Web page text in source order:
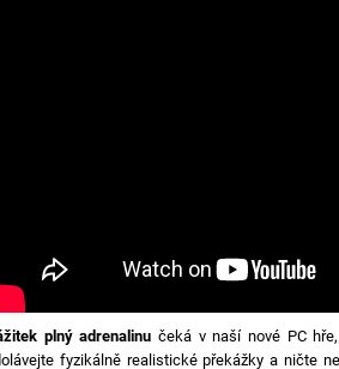
plný adrenalinu čeká v naší nové PC
fyzikálně realistické překážky a ničte